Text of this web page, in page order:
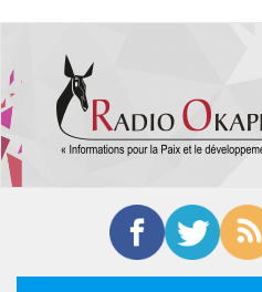
contenu
principal